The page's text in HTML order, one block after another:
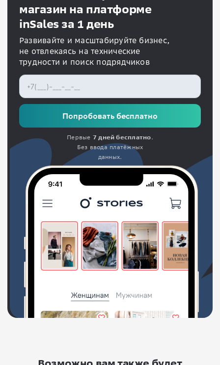
магазин на платформе
inSales за 1 день
Развивайте и масштабируйте бизнес,
не отвлекаясь на технические
трудности и поиск подрядчиков
Попробовать бесплатно
Первые 7 дней бесплатно.
Без ввода платёжных
данных.